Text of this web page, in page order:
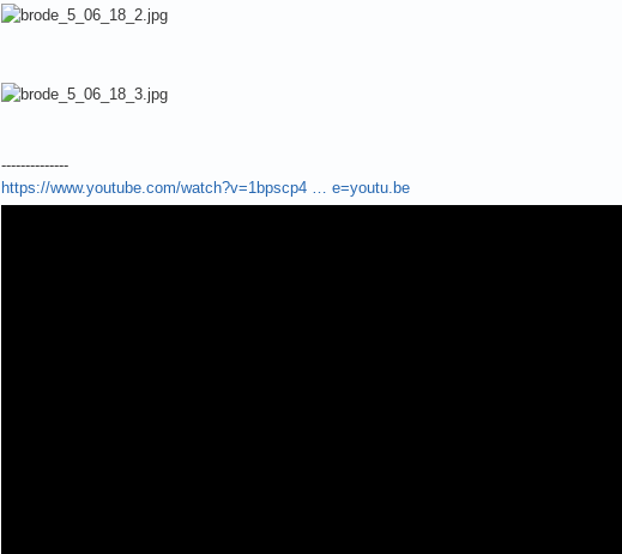
--------------
https://www.youtube.com/watch?v=1bpscp4 … e=youtu.be